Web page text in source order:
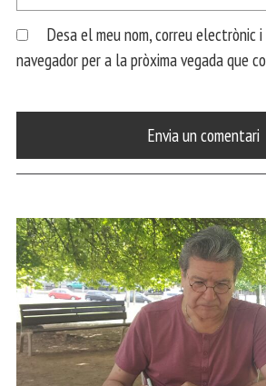
Desa el meu nom, correu electrònic
navegador per a la pròxima vegada que